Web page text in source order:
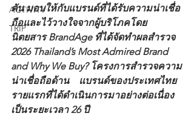
ACTIVITY
TRIP
ตัน มอบให้กับแบรนด์ที่ได้รับความน่าเชื่อ
ถือและไว้วางใจจากผู้บริโภคโดย
นิตยสาร BrandAge ที่ได้จัดทำผลสำรวจ
2026 Thailand’s Most Admired Brand
and Why We Buy? โครงการสำรวจความ
น่าเชื่อถือด้าน    แบรนด์ของประเทศไทย
รายแรกที่ได้ดำเนินการมาอย่างต่อเนื่อง
เป็นระยะเวลา 26 ปี